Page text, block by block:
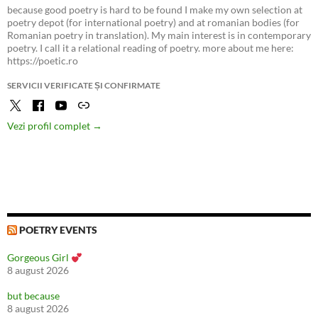
because good poetry is hard to be found I make my own selection at
poetry depot (for international poetry) and at romanian bodies (for
Romanian poetry in translation). My main interest is in contemporary
poetry. I call it a relational reading of poetry. more about me here:
https://poetic.ro
SERVICII VERIFICATE ȘI CONFIRMATE
Vezi profil complet →
POETRY EVENTS
Gorgeous Girl
8 august 2026
but because
8 august 2026